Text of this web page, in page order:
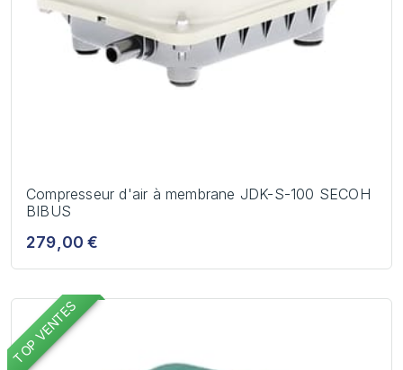
Compresseur d'air à membrane JDK-S-100 SECOH
BIBUS
279,00 €
TOP VENTES